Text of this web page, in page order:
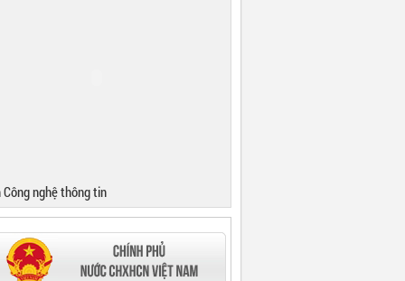
nghệ thông tin